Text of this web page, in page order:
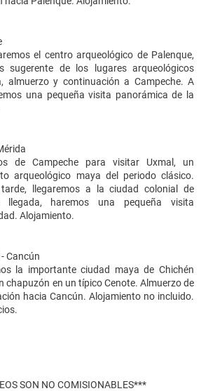
el centro arqueológico de Palenque,
sugerente de los lugares arqueológicos
almuerzo y continuación a Campeche. A
una pequeña visita panorámica de la
de Campeche para visitar Uxmal, un
arqueológico maya del periodo clásico.
llegaremos a la ciudad colonial de
haremos una pequeña visita
Alojamiento.
Cancún
la importante ciudad maya de Chichén
chapuzón en un típico Cenote. Almuerzo de
hacia Cancún. Alojamiento no incluido.
SON NO COMISIONABLES***